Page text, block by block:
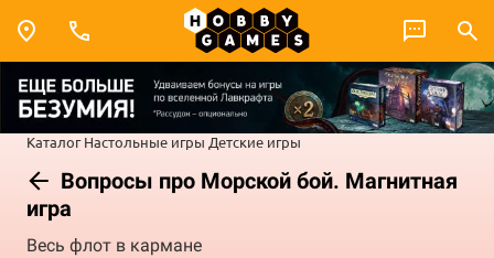
Каталог Настольные игры Детские игры
Вопросы про Морской бой. Магнитная
игра
Весь флот в кармане